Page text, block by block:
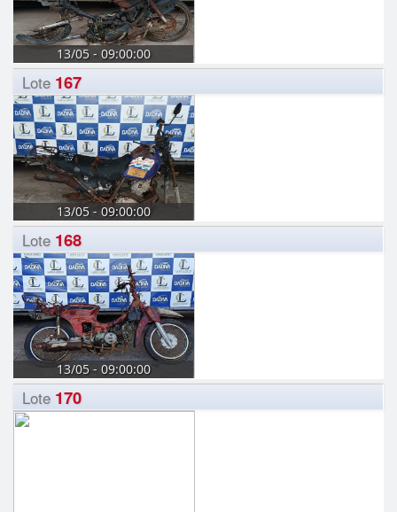
13/05 - 09:00:00
Lote 167
13/05 - 09:00:00
Lote 168
13/05 - 09:00:00
Lote 170